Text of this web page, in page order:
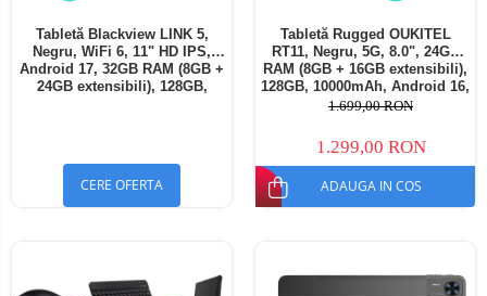
Tabletă Blackview LINK 5,
Negru, WiFi 6, 11" HD IPS,
Android 17, 32GB RAM (8GB +
24GB extensibili), 128GB,
CERE OFERTA
Tabletă Rugged OUKITEL
RT11, Negru, 5G, 8.0", 24GB
RAM (8GB + 16GB extensibili),
128GB, 10000mAh, Android 16,
Cameră 16MP AI, Dock
1.699,00 RON
1.299,00 RON
ADAUGA IN COS